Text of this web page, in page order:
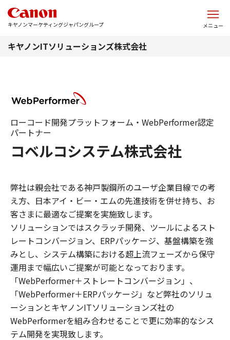
キヤノンマーケティングジャパングループ メニュー
キヤノンITソリューションズ株式会社
コベルコシステム株式会社
ローコード開発プラットフォーム・WebPerformer認定
パートナー
弊社は親会社である神戸製鋼所のユーザ企業目線での考
え方、日本アイ・ビー・エムの先進技術を併せ持ち、お
客さまに最適なご提案を実施致します。
ソリューションではスクラッチ開発、ツールによるスト
レートコンバージョン、ERPパッケージ、基盤構築を強
みとし、システム構築における超上流フェーズから保守
運用まで幅広いご提案が可能となっております。
「WebPerformer＋ストレートコンバージョン」、
「WebPerformer＋ERPパッケージ」など弊社のソリュ
ーションとキヤノンITソリューションズ社の
WebPerformerを組み合わせることで更に効率的なシス
テム開発を実現致します。